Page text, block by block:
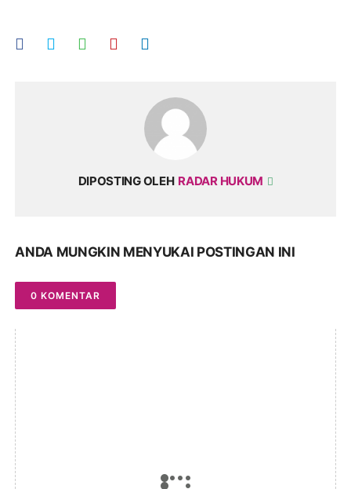
DIPOSTING OLEH RADAR HUKUM
ANDA MUNGKIN MENYUKAI POSTINGAN INI
0 KOMENTAR